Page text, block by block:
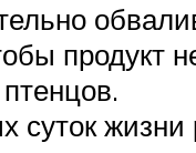
продукт
суток жизни